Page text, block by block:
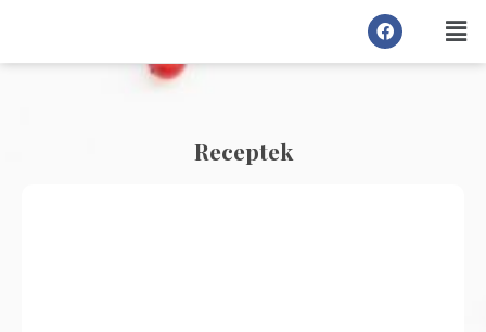
Receptek